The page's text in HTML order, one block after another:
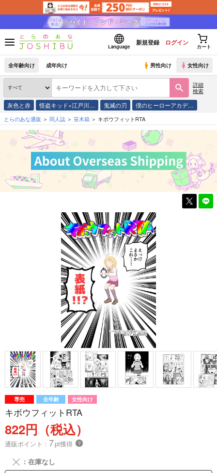
Language
新規登録 ログイン
カート
全年齢向け 成年向け 男性向け 女性向け
詳細
検索
灰色と赤 怪盗キッド×江戸川… 鬼滅の刃 僕のヒーローアカデ…
とらのあな通販 同人誌 笹木箱 キボウフィットRTA
専売 全年齢 女性向け
キボウフィットRTA
822円（税込）
通販ポイント： 7pt獲得 ？
╳ ：在庫なし